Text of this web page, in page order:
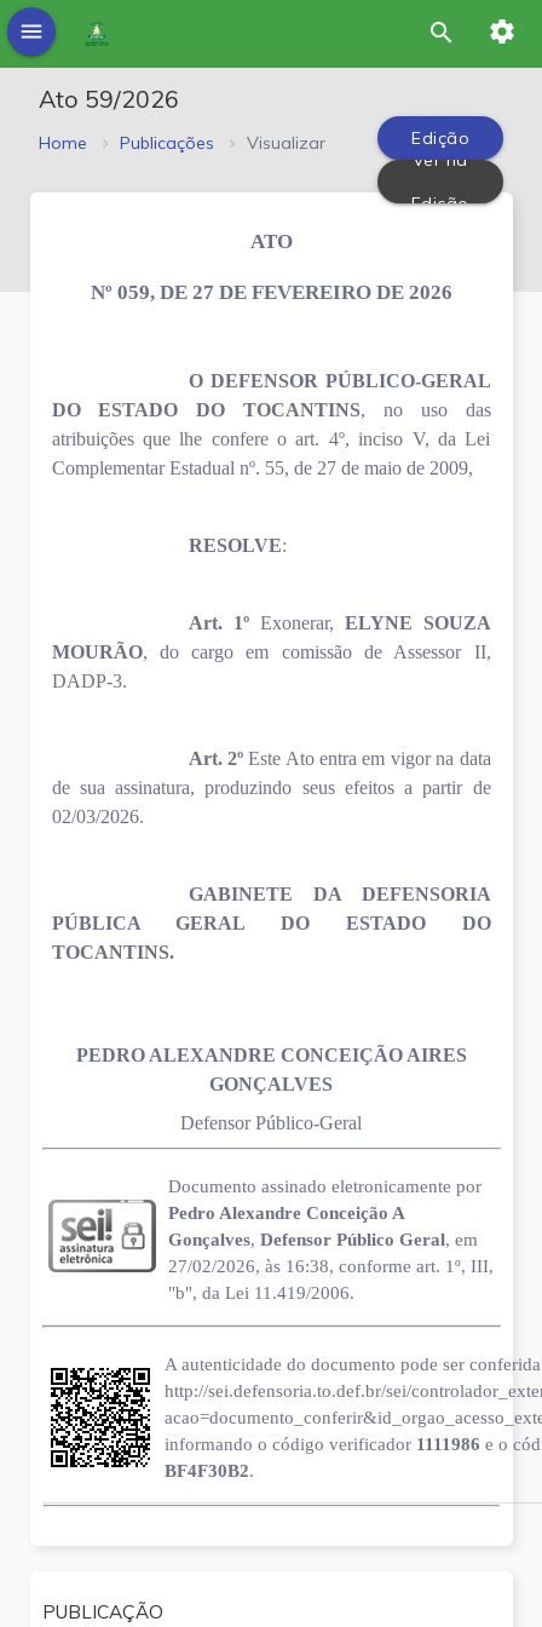
search settings
menu
Ato 59/2026
Home Publicações Visualizar
Edição
Ver na
Edição
ATO
Nº 059, DE 27 DE FEVEREIRO DE 2026
O DEFENSOR PÚBLICO-GERAL
DO ESTADO DO TOCANTINS, no uso das
atribuições que lhe confere o art. 4º, inciso V, da Lei
Complementar Estadual nº. 55, de 27 de maio de 2009,
RESOLVE:
Art. 1º Exonerar, ELYNE SOUZA
MOURÃO, do cargo em comissão de Assessor II,
DADP-3.
Art. 2º Este Ato entra em vigor na data
de sua assinatura, produzindo seus efeitos a partir de
02/03/2026.
GABINETE DA DEFENSORIA
PÚBLICA GERAL DO ESTADO DO
TOCANTINS.
PEDRO ALEXANDRE CONCEIÇÃO AIRES
GONÇALVES
Defensor Público-Geral
Documento assinado eletronicamente por
Pedro Alexandre Conceição A
Gonçalves, Defensor Público Geral, em
27/02/2026, às 16:38, conforme art. 1º, III,
"b", da Lei 11.419/2006.
A autenticidade do documento pode ser
http://sei.defensoria.to.def.br/sei/
informando o código verificador 1111986 e o
BF4F30B2.
PUBLICAÇÃO